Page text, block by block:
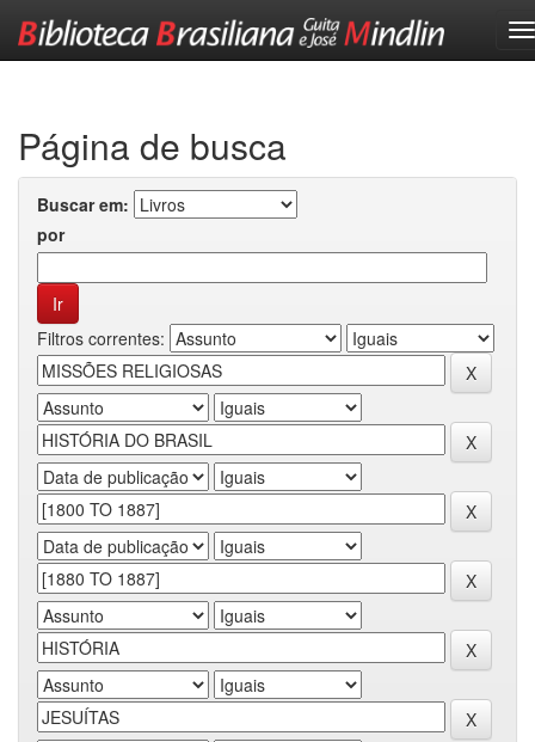
Página de busca
Buscar em:
por
Filtros correntes: